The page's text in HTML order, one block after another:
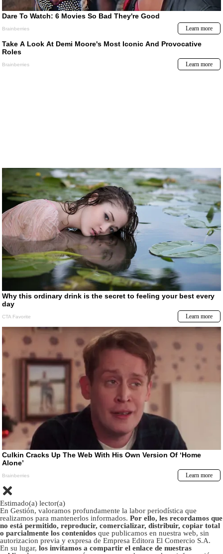
Estimado(a) lector(a)
En Gestión, valoramos profundamente la labor periodística que
realizamos para mantenerlos informados. Por ello, les recordamos que
no está permitido, reproducir, comercializar, distribuir, copiar total
o parcialmente los contenidos que publicamos en nuestra web, sin
autorizacion previa y expresa de Empresa Editora El Comercio S.A.
En su lugar, los invitamos a compartir el enlace de nuestras